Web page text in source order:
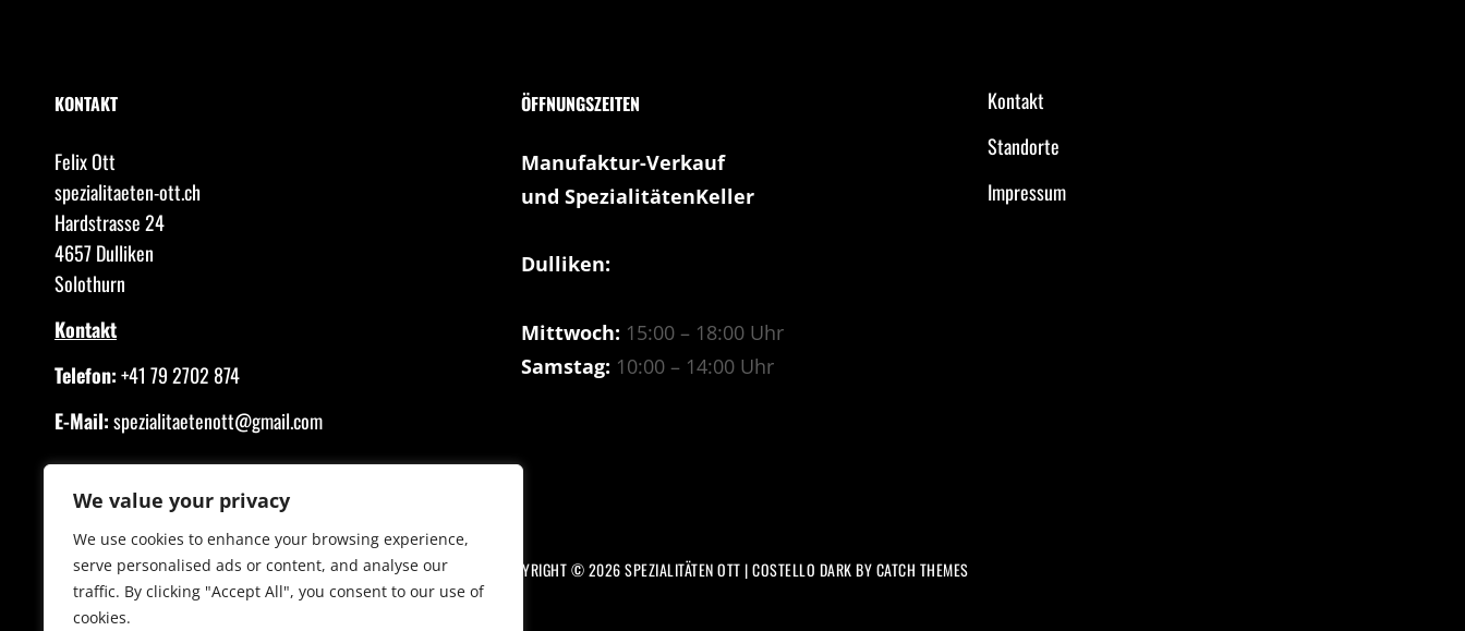
We value your privacy
We use cookies to enhance your browsing experience,
serve personalised ads or content, and analyse our
traffic. By clicking "Accept All", you consent to our use of
cookies.
KONTAKT
Felix Ott
spezialitaeten-ott.ch
Hardstrasse 24
4657 Dulliken
Solothurn
Kontakt
Telefon:+41 79 2702 874
E-Mail:spezialitaetenott@gmail.com
ÖFFNUNGSZEITEN
Manufaktur-Verkauf
und SpezialitätenKeller
Dulliken:
Mittwoch: 15:00 – 18:00 Uhr
Samstag: 10:00 – 14:00 Uhr
Kontakt
Standorte
Impressum
COPYRIGHT © 2026SPEZIALITÄTEN OTT |COSTELLO DARK BYCATCH THEMES